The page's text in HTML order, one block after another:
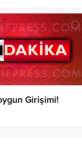
Girişimi!